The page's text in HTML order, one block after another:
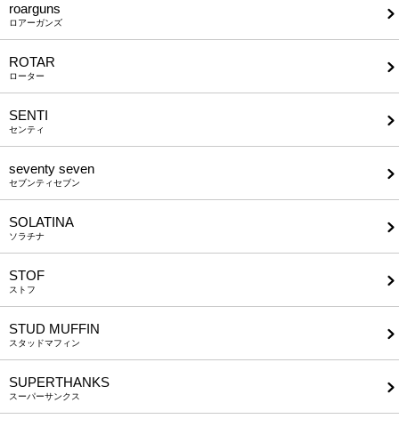
roarguns
ロアーガンズ
ROTAR
ローター
SENTI
センティ
seventy seven
セブンティセブン
SOLATINA
ソラチナ
STOF
ストフ
STUD MUFFIN
スタッドマフィン
SUPERTHANKS
スーパーサンクス